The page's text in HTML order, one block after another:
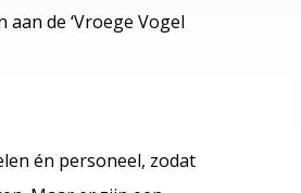
de ‘Vroege Vogel
én personeel, zodat